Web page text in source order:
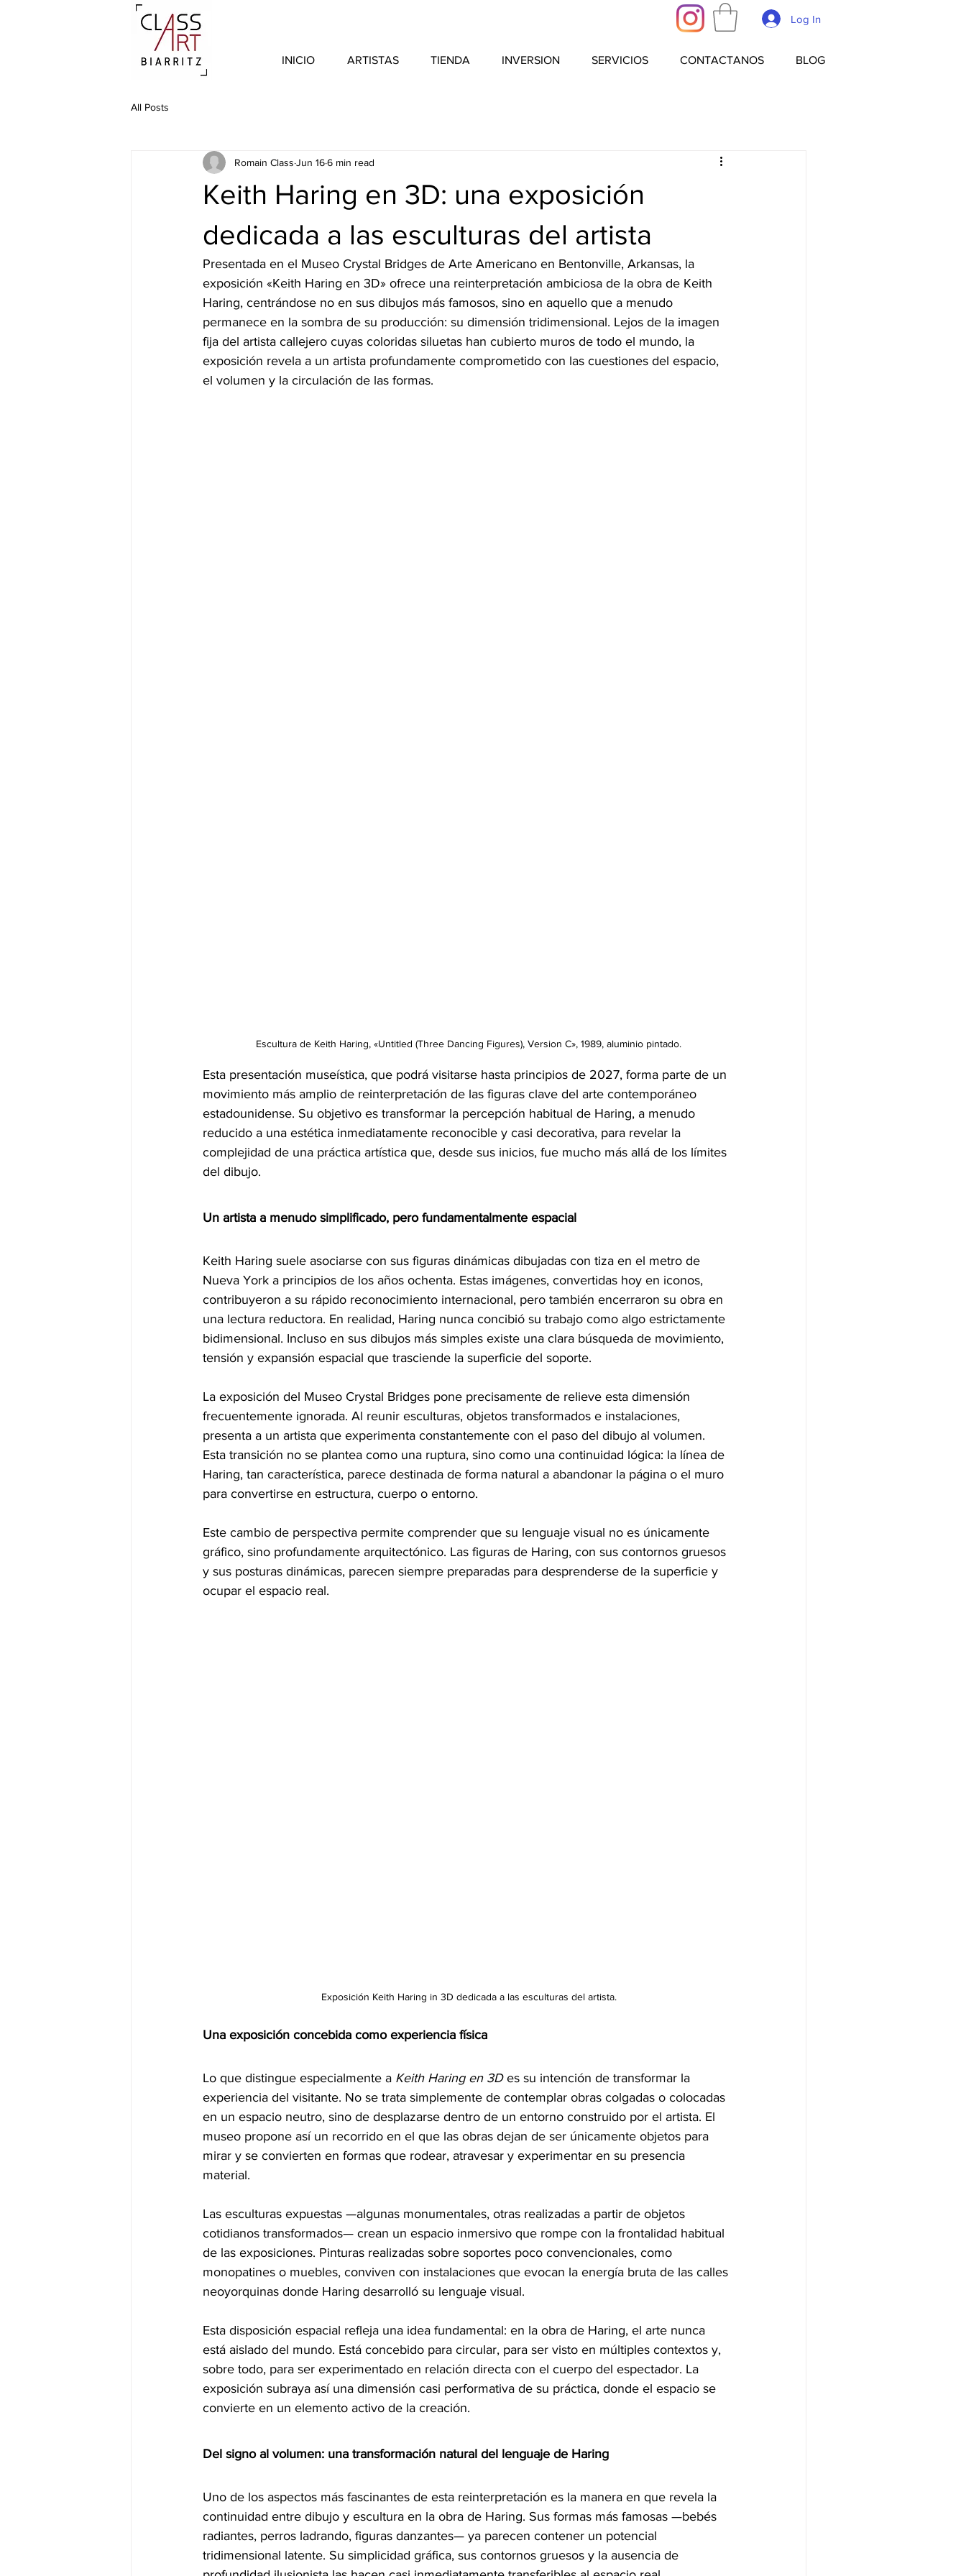
Log In
INICIO ARTISTAS TIENDA INVERSION SERVICIOS CONTACTANOS BLOG
All Posts
Keith Haring en 3D: una exposición
dedicada a las esculturas del artista
Romain Class Jun 166 min read
Presentada en el Museo Crystal Bridges de Arte Americano en Bentonville, Arkansas, la
exposición «Keith Haring en 3D» ofrece una reinterpretación ambiciosa de la obra de Keith
Haring, centrándose no en sus dibujos más famosos, sino en aquello que a menudo
permanece en la sombra de su producción: su dimensión tridimensional. Lejos de la imagen
fija del artista callejero cuyas coloridas siluetas han cubierto muros de todo el mundo, la
exposición revela a un artista profundamente comprometido con las cuestiones del espacio,
el volumen y la circulación de las formas.
Escultura de Keith Haring, «Untitled (Three Dancing Figures), Version C», 1989, aluminio pintado.
Esta presentación museística, que podrá visitarse hasta principios de 2027, forma parte de un
movimiento más amplio de reinterpretación de las figuras clave del arte contemporáneo
estadounidense. Su objetivo es transformar la percepción habitual de Haring, a menudo
reducido a una estética inmediatamente reconocible y casi decorativa, para revelar la
complejidad de una práctica artística que, desde sus inicios, fue mucho más allá de los límites
del dibujo.
Un artista a menudo simplificado, pero fundamentalmente espacial
Keith Haring suele asociarse con sus figuras dinámicas dibujadas con tiza en el metro de
Nueva York a principios de los años ochenta. Estas imágenes, convertidas hoy en iconos,
contribuyeron a su rápido reconocimiento internacional, pero también encerraron su obra en
una lectura reductora. En realidad, Haring nunca concibió su trabajo como algo estrictamente
bidimensional. Incluso en sus dibujos más simples existe una clara búsqueda de movimiento,
tensión y expansión espacial que trasciende la superficie del soporte.
La exposición del Museo Crystal Bridges pone precisamente de relieve esta dimensión
frecuentemente ignorada. Al reunir esculturas, objetos transformados e instalaciones,
presenta a un artista que experimenta constantemente con el paso del dibujo al volumen.
Esta transición no se plantea como una ruptura, sino como una continuidad lógica: la línea de
Haring, tan característica, parece destinada de forma natural a abandonar la página o el muro
para convertirse en estructura, cuerpo o entorno.
Este cambio de perspectiva permite comprender que su lenguaje visual no es únicamente
gráfico, sino profundamente arquitectónico. Las figuras de Haring, con sus contornos gruesos
y sus posturas dinámicas, parecen siempre preparadas para desprenderse de la superficie y
ocupar el espacio real.
Exposición Keith Haring in 3D dedicada a las esculturas del artista.
Una exposición concebida como experiencia física
Lo que distingue especialmente a Keith Haring en 3D es su intención de transformar la
experiencia del visitante. No se trata simplemente de contemplar obras colgadas o colocadas
en un espacio neutro, sino de desplazarse dentro de un entorno construido por el artista. El
museo propone así un recorrido en el que las obras dejan de ser únicamente objetos para
mirar y se convierten en formas que rodear, atravesar y experimentar en su presencia
material.
Las esculturas expuestas —algunas monumentales, otras realizadas a partir de objetos
cotidianos transformados— crean un espacio inmersivo que rompe con la frontalidad habitual
de las exposiciones. Pinturas realizadas sobre soportes poco convencionales, como
monopatines o muebles, conviven con instalaciones que evocan la energía bruta de las calles
neoyorquinas donde Haring desarrolló su lenguaje visual.
Esta disposición espacial refleja una idea fundamental: en la obra de Haring, el arte nunca
está aislado del mundo. Está concebido para circular, para ser visto en múltiples contextos y,
sobre todo, para ser experimentado en relación directa con el cuerpo del espectador. La
exposición subraya así una dimensión casi performativa de su práctica, donde el espacio se
convierte en un elemento activo de la creación.
Del signo al volumen: una transformación natural del lenguaje de Haring
Uno de los aspectos más fascinantes de esta reinterpretación es la manera en que revela la
continuidad entre dibujo y escultura en la obra de Haring. Sus formas más famosas —bebés
radiantes, perros ladrando, figuras danzantes— ya parecen contener un potencial
tridimensional latente. Su simplicidad gráfica, sus contornos gruesos y la ausencia de